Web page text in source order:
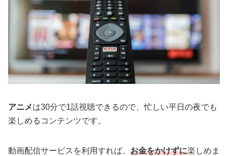
アニメは30分で1話視聴できるので、忙しい平日の夜でも
楽しめるコンテンツです。
動画配信サービスを利用すれば、 お金をかけずに楽しめま